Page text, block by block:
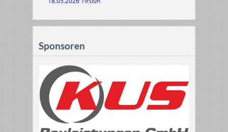
Sponsoren